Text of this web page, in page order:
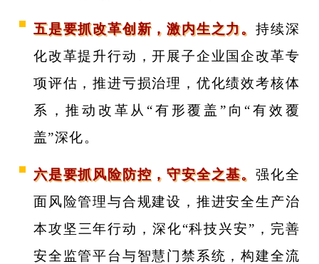
五是要抓改革创新，激内生之力。 持续深
化改革提升行动，开展子企业国企改革专
项评估，推进亏损治理，优化绩效考核体
系，推动改革从“有形覆盖”向“有效覆
盖”深化。
六是要抓风险防控，守安全之基。 强化全
面风险管理与合规建设，推进安全生产治
本攻坚三年行动，深化“科技兴安”，完善
安全监管平台与智慧门禁系统，构建全流